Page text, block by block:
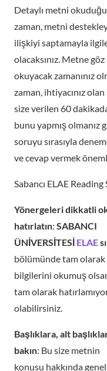
Detaylı metni
zaman, metni
ilişkiyi saptamayla
olacaksınız. Metne
okuyacak zamanınız
zaman, ihtiyacınız
size verilen 60
bunu yapmış olmanız
soruyu sırasıyla
ve cevap vermek
Sabancı ELAE
Yönergeleri dikkatli
hatırlatın: SABANCI
ÜNİVERSİTESİ ELAE
bölümünde tam olarak
bilgilerini okumuş
tam olarak
olabilirsiniz.
Başlıklara, alt
bakın: Bu size metnin
konusu hakkında